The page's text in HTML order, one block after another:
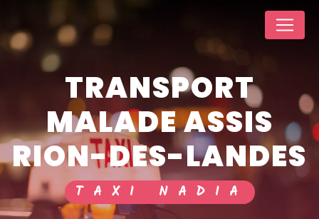
TRANSPORT
MALADE ASSIS
RION-DES-LANDES
TAXI NADIA